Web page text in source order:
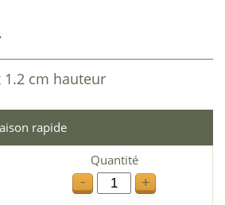
1.2 cm hauteur
rapide
Quantité
-
+